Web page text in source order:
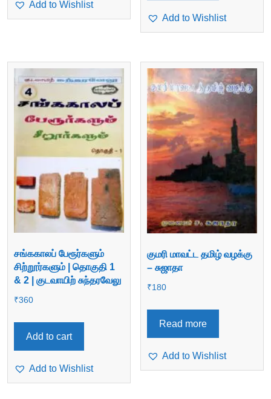
Add to Wishlist
Add to Wishlist
சங்ககாலப் பேரூர்களும்
சிற்றூர்களும் | தொகுதி 1
& 2 | குடவாயிற் சுந்தரவேலு
₹360
Add to cart
Add to Wishlist
குமரி மாவட்ட தமிழ் வழக்கு
– சுஜாதா
₹180
Read more
Add to Wishlist